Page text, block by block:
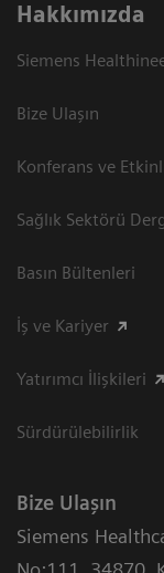
Hakkımızda
Siemens
Bize Ulaşın
Konferans ve
Sağlık Sektörü
Basın Bültenleri
İş ve Kariyer
Yatırımcı İlişkileri
Sürdürülebilirlik
Bize Ulaşın
Siemens